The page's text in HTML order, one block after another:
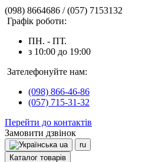
(098) 8664686 / (057) 7153132
Графік роботи:
ПН. - ПТ.
з 10:00 до 19:00
Зателефонуйте нам:
(098) 866-46-86
(057) 715-31-32
Перейти до контактів
Замовити дзвінок
ua
ru
Каталог товарів